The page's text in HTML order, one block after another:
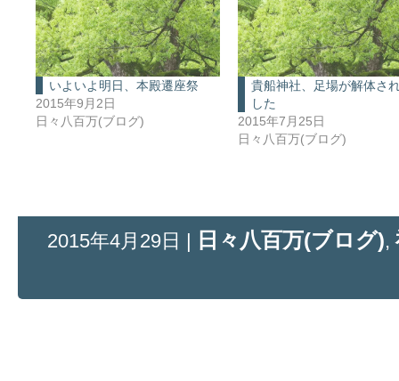
いよいよ明日、本殿遷座祭
2015年9月2日
日々八百万(ブログ)
貴船神社、足場が解体さ
した
2015年7月25日
日々八百万(ブログ)
2015年4月29日 | 日々八百万(ブログ),